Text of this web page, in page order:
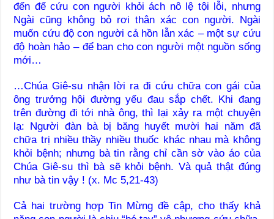
đến để cứu con người khỏi ách nô lệ tội lỗi, nhưng
Ngài cũng không bỏ rơi thân xác con người. Ngài
muốn cứu độ con người cả hồn lẫn xác – một sự cứu
độ hoàn hảo – để ban cho con người một nguồn sống
mới…
…Chúa Giê-su nhận lời ra đi cứu chữa con gái của
ông trưởng hội đường yếu đau sắp chết. Khi đang
trên đường đi tới nhà ông, thì lại xảy ra một chuyện
lạ: Người đàn bà bị băng huyết mười hai năm đã
chữa trị nhiều thầy nhiều thuốc khác nhau mà không
khỏi bệnh; nhưng bà tin rằng chỉ cần sờ vào áo của
Chúa Giê-su thì bà sẽ khỏi bệnh. Và quả thật đúng
như bà tin vậy ! (x. Mc 5,21-43)
Cả hai trường hợp Tin Mừng đề cập, cho thấy khả